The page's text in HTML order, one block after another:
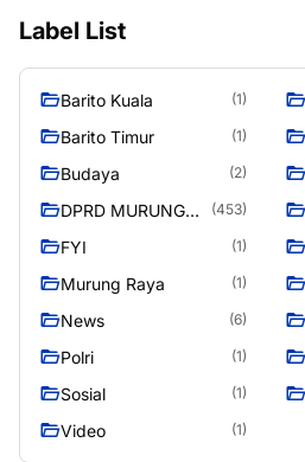
Label List
Barito Kuala (1)
Barito Timur (1)
Budaya (2)
DPRD MURUNG
(453)
FYI (1)
Murung Raya (1)
News (6)
Polri (1)
Sosial (1)
Video (1)